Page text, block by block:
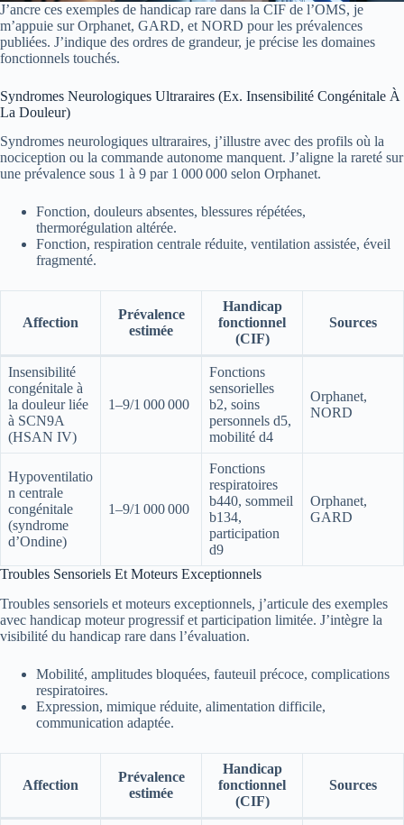
J’ancre ces exemples de handicap rare dans la CIF de l’OMS, je
m’appuie sur Orphanet, GARD, et NORD pour les prévalences
publiées. J’indique des ordres de grandeur, je précise les domaines
fonctionnels touchés.
Syndromes Neurologiques Ultraraires (Ex. Insensibilité Congénitale À
La Douleur)
Syndromes neurologiques ultraraires, j’illustre avec des profils où la
nociception ou la commande autonome manquent. J’aligne la rareté sur
une prévalence sous 1 à 9 par 1 000 000 selon Orphanet.
Fonction, douleurs absentes, blessures répétées,
thermorégulation altérée.
Fonction, respiration centrale réduite, ventilation assistée, éveil
fragmenté.
Affection
Prévalence
estimée
Handicap
fonctionnel
(CIF)
Sources
Insensibilité
congénitale à
la douleur liée
à SCN9A
(HSAN IV)
1–9/1 000 000
Fonctions
sensorielles
b2, soins
personnels d5,
mobilité d4
Orphanet,
NORD
Hypoventilatio
n centrale
congénitale
(syndrome
d’Ondine)
1–9/1 000 000
Fonctions
respiratoires
b440, sommeil
b134,
participation
d9
Orphanet,
GARD
Troubles Sensoriels Et Moteurs Exceptionnels
Troubles sensoriels et moteurs exceptionnels, j’articule des exemples
avec handicap moteur progressif et participation limitée. J’intègre la
visibilité du handicap rare dans l’évaluation.
Mobilité, amplitudes bloquées, fauteuil précoce, complications
respiratoires.
Expression, mimique réduite, alimentation difficile,
communication adaptée.
Affection
Prévalence
estimée
Handicap
fonctionnel
(CIF)
Sources